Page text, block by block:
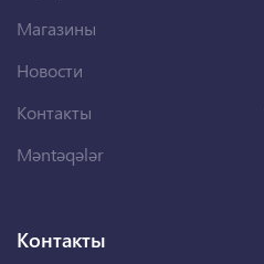
Магазины
Новости
Контакты
Məntəqələr
Контакты